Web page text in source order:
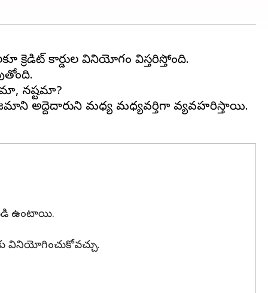
క్రెడిట్‌ కార్డుల వినియోగం విస్తరిస్తోంది.
నష్టమా?
అద్దెదారుని మధ్య మధ్యవర్తిగా వ్యవహరిస్తాయి.
ఉంటాయి.
వినియోగించుకోవచ్చు.